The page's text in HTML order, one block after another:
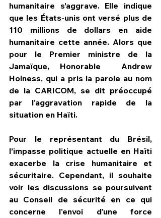
humanitaire s’aggrave. Elle indique
que les États-unis ont versé plus de
110 millions de dollars en aide
humanitaire cette année. Alors que
pour le Premier ministre de la
Jamaïque, Honorable  Andrew
Holness, qui a pris la parole au nom
de la CARICOM, se dit préoccupé
par l'aggravation rapide de la
situation en Haïti.
Pour le représentant du Brésil,
l’impasse politique actuelle en Haïti
exacerbe la crise humanitaire et
sécuritaire. Cependant, il souhaite
voir les discussions se poursuivent
au Conseil de sécurité en ce qui
concerne l'envoi d'une force